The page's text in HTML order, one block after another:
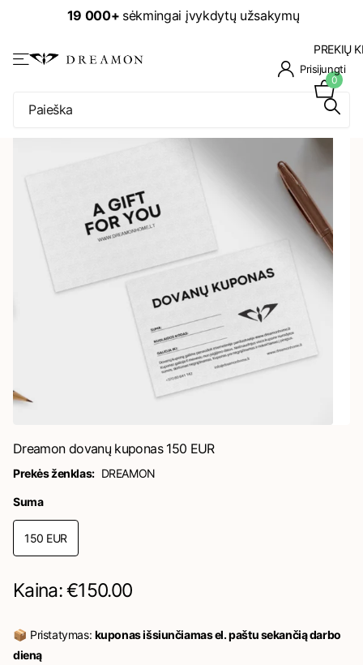
19 000+sėkmingai įvykdytų užsakymų
Prisijungti
PREKIŲ
0
Dreamon dovanų kuponas 150 EUR
Prekės ženklas: DREAMON
Suma
150 EUR
Kaina: €150.00
📦 Pristatymas: kuponas išsiunčiamas el. paštu sekančią darbo
dieną